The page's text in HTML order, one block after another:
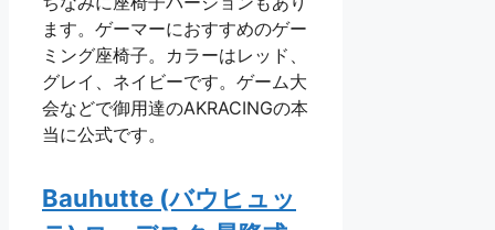
ます。ゲーマーにおすすめのゲー
ミング座椅子。カラーはレッド、
グレイ、ネイビーです。ゲーム大
会などで御用達のAKRACINGの本
当に公式です。
Bauhutte (バウヒュッ